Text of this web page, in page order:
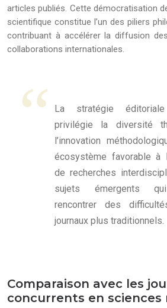
articles publiés. Cette démocratisation
scientifique constitue l’un des piliers
contribuant à accélérer la diffusion
collaborations internationales.
La stratégie
privilégie la diversité
l’innovation
écosystème favorable à
de recherches
sujets émergents
rencontrer des
journaux plus traditionnels.
Comparaison avec les
concurrents en sciences